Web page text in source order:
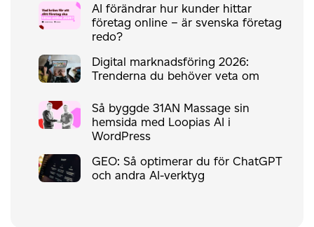
AI förändrar hur kunder hittar
företag online – är svenska företag
redo?
Digital marknadsföring 2026:
Trenderna du behöver veta om
Så byggde 31AN Massage sin
hemsida med Loopias AI i
WordPress
GEO: Så optimerar du för ChatGPT
och andra AI-verktyg